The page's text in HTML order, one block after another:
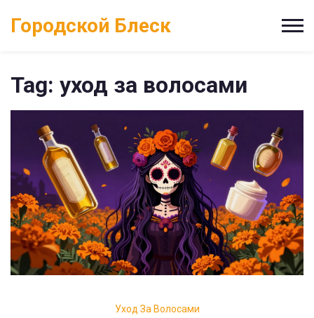
Городской Блеск
Tag: уход за волосами
Уход За Волосами